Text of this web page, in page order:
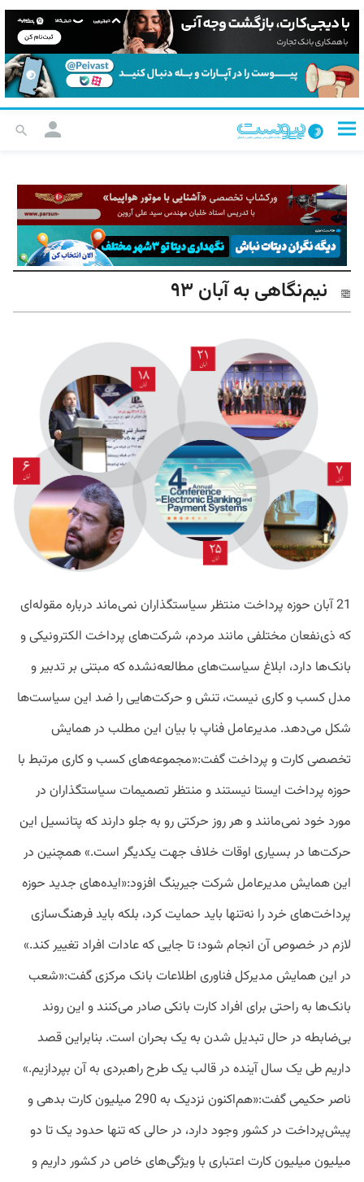
نیم‌نگاهی به آبان ۹۳
21 آبان‌ حوزه پرداخت منتظر سیاستگذاران نمی‌ماند درباره مقوله‌ای
که ذی‌نفعان مختلفی مانند مردم، شرکت‌های پرداخت الکترونیکی و
بانک‌ها دارد، ابلاغ سیاست‌های مطالعه‌نشده که مبتنی بر تدبیر و
مدل کسب و کاری نیست، تنش و حرکت‌هایی را ضد این سیاست‌ها
شکل می‌دهد. مدیرعامل فناپ با بیان این مطلب در همایش
تخصصی کارت و پرداخت گفت:«مجموعه‌های کسب و کاری مرتبط با
حوزه پرداخت ایستا نیستند و منتظر تصمیمات سیاستگذاران در
مورد خود نمی‌مانند و هر روز حرکتی رو به جلو دارند که پتانسیل این
حرکت‌ها در بسیاری اوقات خلاف جهت یکدیگر است.» همچنین در
این همایش مدیرعامل شرکت جیرینگ افزود:«ایده‌های جدید حوزه
پرداخت‌های خرد را نه‌تنها باید حمایت کرد، بلکه باید فرهنگ‌سازی
لازم در خصوص آن انجام شود؛ تا جایی که عادات افراد تغییر کند.»
در این همایش مدیرکل فناوری اطلاعات بانک مرکزی گفت:«شعب
بانک‌ها به راحتی برای افراد کارت بانکی صادر می‌کنند و این روند
بی‌ضابطه در حال تبدیل شدن به یک بحران است. بنابراین قصد
داریم طی یک سال آینده در قالب یک طرح راهبردی به آن بپردازیم.»
ناصر حکیمی گفت:«هم‌اکنون نزدیک به 290 میلیون کارت بدهی و
پیش‌پرداخت در کشور وجود دارد، در حالی که تنها حدود یک تا دو
میلیون میلیون کارت اعتباری با ویژگی‌های خاص در کشور داریم و